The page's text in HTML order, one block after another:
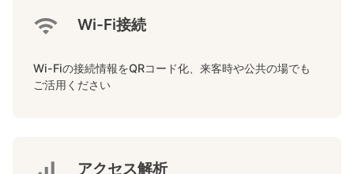
Wi-Fi接続
Wi-Fiの接続情報をQRコード化、来客時や公共の場でも
ご活用ください
アクセス解析